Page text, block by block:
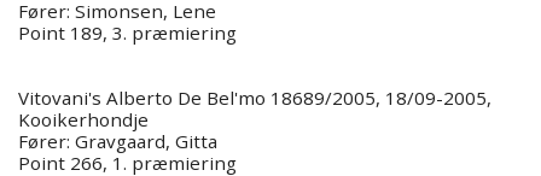
Fører: Simonsen, Lene
Point 189, 3. præmiering
Vitovani's Alberto De Bel'mo 18689/2005, 18/09-2005,
Kooikerhondje
Fører: Gravgaard, Gitta
Point 266, 1. præmiering